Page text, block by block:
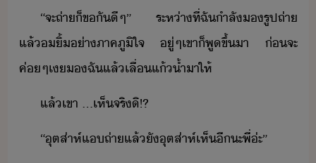
“​จะ​ถ่า​็​ขั​ี​ๆ​”​ ​ระห่า​ที่​ฉั​ำลั​​รูปถ่า​
แล้​ิ้​่า​ภาคภูิใจ​ ​ู่​ๆ​เขา​็​พู​ขึ้​า​ ​่​จะ​
ค่ๆ​เ​​ฉั​แล้​เลื่​แ้้ำ​า​ให้
แล้​เขา​ ​...​เห็จริ​ิ​!​?
“​ุตส่าห์​แ​ถ่า​แล้ั​ุตส่าห์​เห็​ี​ะ​พี่​่ะ​”